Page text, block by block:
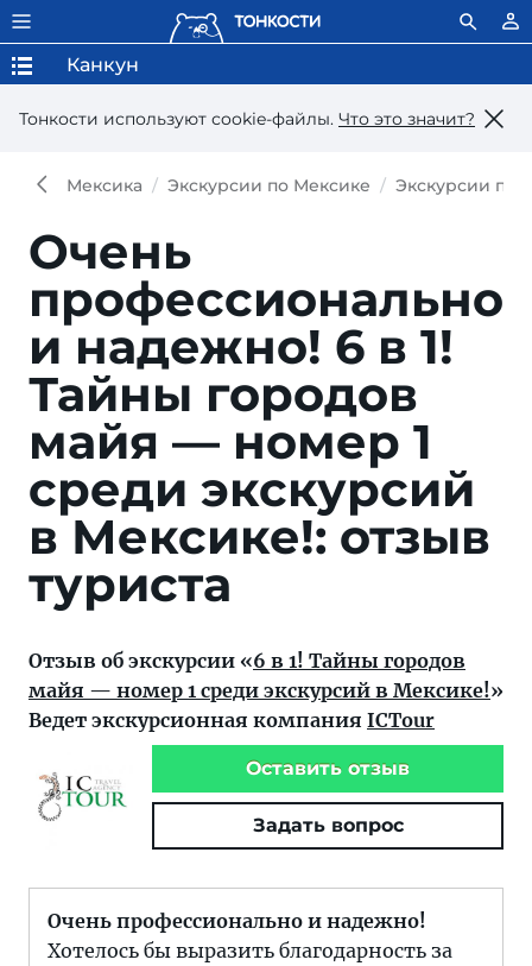
Тонкости используют сookie-файлы. Что это значит?
Канкун
Мексика Экскурсии по Мексике Экскурсии по
Очень
профессионально
и надежно! 6 в 1!
Тайны городов
майя — номер 1
среди экскурсий
в Мексике!: отзыв
туриста
Отзыв об экскурсии «6 в 1! Тайны городов
майя — номер 1 среди экскурсий в Мексике!»
Ведет экскурсионная компания ICTour
Оставить отзыв
Задать вопрос
Очень профессионально и надежно!
Хотелось бы выразить благодарность за